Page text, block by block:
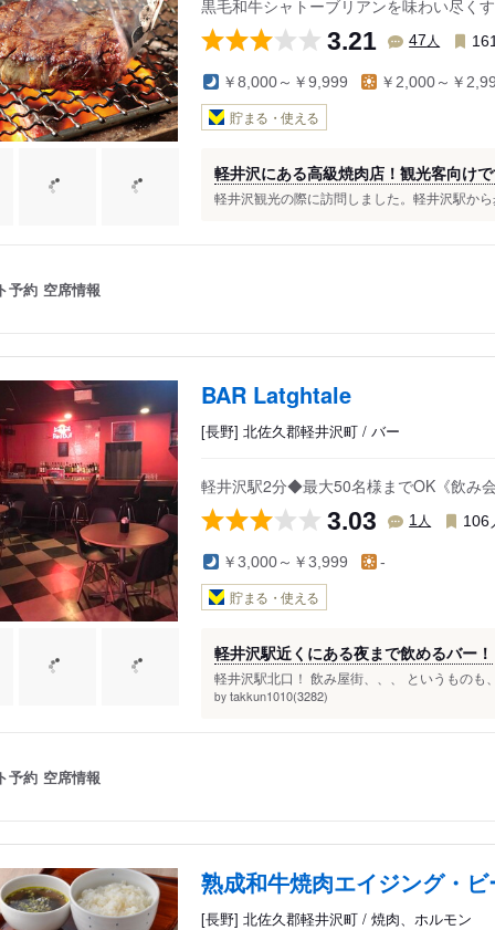
黒毛和牛シャトーブリアンを味わい尽く
3.21 47 人
￥8,000～￥9,999 ￥2,000～￥
貯まる・使える
軽井沢にある高級焼肉店！観光客向け
軽井沢観光の際に訪問しました。軽井沢駅か
予約 空席情報
BAR Latghtale
[長野] 北佐久郡軽井沢町 / バー
軽井沢駅2分◆最大50名様までOK《飲み
3.03 1人 106
￥3,000～￥3,999 -
貯まる・使える
軽井沢駅近くにある夜まで飲めるバー！
軽井沢駅北口！ 飲み屋街、、、 というもの
by takkun1010(3282)
予約 空席情報
熟成和牛焼肉エイジング・
[長野] 北佐久郡軽井沢町 / 焼肉、ホルモン